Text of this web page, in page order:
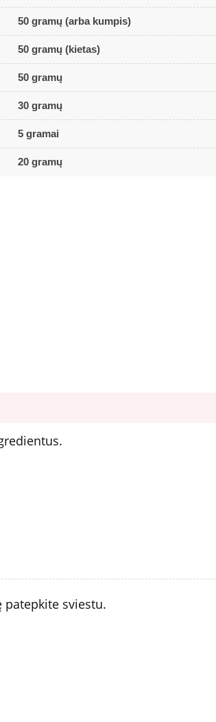
50 gramų (arba kumpis)
50 gramų (kietas)
50 gramų
30 gramų
5 gramai
20 gramų
patepkite sviestu.